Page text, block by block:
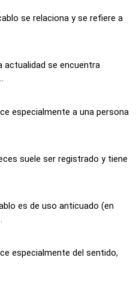
se relaciona y se refiere a
actualidad se encuentra
especialmente a una persona
suele ser registrado y tiene
es de uso anticuado (en
especialmente del sentido,